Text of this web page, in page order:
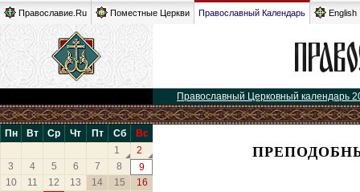
Православие.Ru Поместные Церкви Православный Календарь English
Православный Церковный календарь
Пн Вт Ср Чт Пт Сб
Вс
1
2
3
4 5 6 7 8
9
10
11 12 13 14 15
16